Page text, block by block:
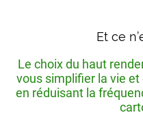
Et ce
Le choix du haut
vous simplifier la vie et
en réduisant la